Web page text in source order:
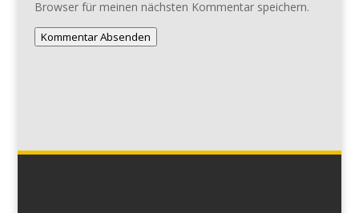
Browser für meinen nächsten Kommentar speichern.
Kommentar Absenden